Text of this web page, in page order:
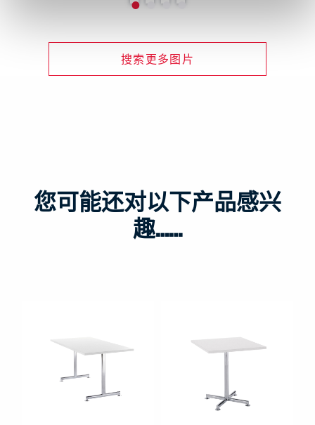
搜索更多图片
您可能还对以下产品感兴
趣……